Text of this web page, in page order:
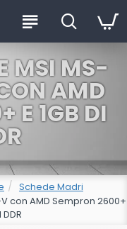
Schede Madri
con AMD Sempron 2600+
DDR
MSI MS-
AMD
E 1GB DI